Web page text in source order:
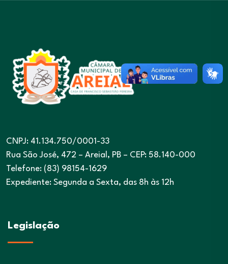
CNPJ: 41.134.750/0001-33
Rua São José, 472 – Areial, PB – CEP: 58.140-000
Telefone: (83) 98154-1629
Expediente: Segunda a Sexta, das 8h às 12h
Legislação